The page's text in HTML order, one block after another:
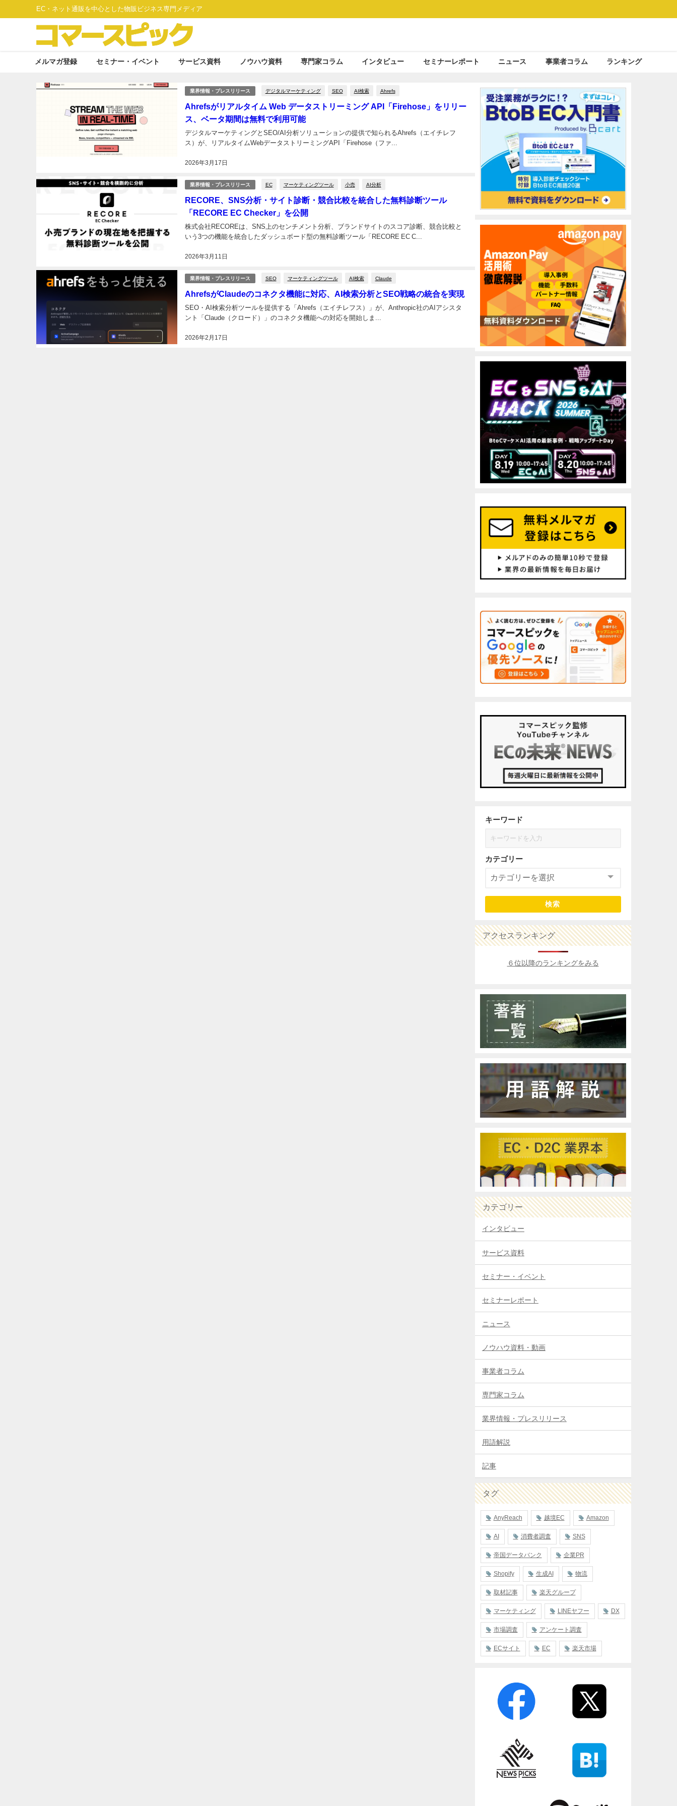
EC・ネット通販を中心とした物販ビジネス専門メディア
メルマガ登録 セミナー・イベント サービス資料 ノウハウ資料 専門家コラム インタビュー セミナーレポート ニュース 事業者コラム ランキング
業界情報・プレスリリース デジタルマーケティング SEO AI検索 Ahrefs
Ahrefsがリアルタイム Web データストリーミング API「Firehose」をリリー
ス、ベータ期間は無料で利用可能
2026年3月17日
デジタルマーケティングとSEO/AI分析ソリューションの提供で知られるAhrefs（エイチレフ
ス）が、リアルタイムWebデータストリーミングAPI「Firehose（ファ...
業界情報・プレスリリース EC マーケティングツール 小売 AI分析
RECORE、SNS分析・サイト診断・競合比較を統合した無料診断ツール
「RECORE EC Checker」を公開
2026年3月11日
株式会社RECOREは、SNS上のセンチメント分析、ブランドサイトのスコア診断、競合比較と
いう3つの機能を統合したダッシュボード型の無料診断ツール「RECORE EC C...
業界情報・プレスリリース SEO マーケティングツール AI検索 Claude
AhrefsがClaudeのコネクタ機能に対応、AI検索分析とSEO戦略の統合を実現
2026年2月17日
SEO・AI検索分析ツールを提供する「Ahrefs（エイチレフス）」が、Anthropic社のAIアシスタ
ント「Claude（クロード）」のコネクタ機能への対応を開始しま...
キーワード
カテゴリー
検索
アクセスランキング
６位以降のランキングをみる
カテゴリー
インタビュー
サービス資料
セミナー・イベント
セミナーレポート
ニュース
ノウハウ資料・動画
事業者コラム
専門家コラム
業界情報・プレスリリース
用語解説
記事
タグ
AnyReach 越境EC Amazon
AI 消費者調査 SNS
帝国データバンク 企業PR
Shopify 生成AI 物流
取材記事 楽天グループ
マーケティング LINEヤフー DX
市場調査 アンケート調査
ECサイト EC 楽天市場